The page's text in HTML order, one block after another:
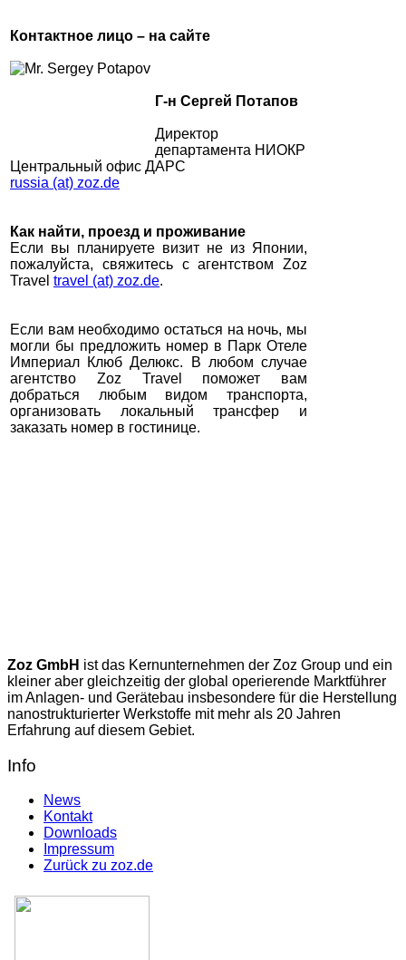
Контактное лицо – на сайте
Г-н Сергей Потапов
Директор
департамента НИОКР
Центральный офис ДАРС
russia (at) zoz.de
Как найти, проезд и проживание
Если вы планируете визит не из Японии,
пожалуйста, свяжитесь с агентством Zoz
Travel travel (at) zoz.de.
Если вам необходимо остаться на ночь, мы
могли бы предложить номер в Парк Отеле
Империал Клюб Делюкс. В любом случае
агентство Zoz Travel поможет вам
добраться любым видом транспорта,
организовать локальный трансфер и
заказать номер в гостинице.
Zoz GmbH ist das Kernunternehmen der Zoz Group und ein
kleiner aber gleichzeitig der global operierende Marktführer
im Anlagen- und Gerätebau insbesondere für die Herstellung
nanostrukturierter Werkstoffe mit mehr als 20 Jahren
Erfahrung auf diesem Gebiet.
Info
News
Kontakt
Downloads
Impressum
Zurück zu zoz.de